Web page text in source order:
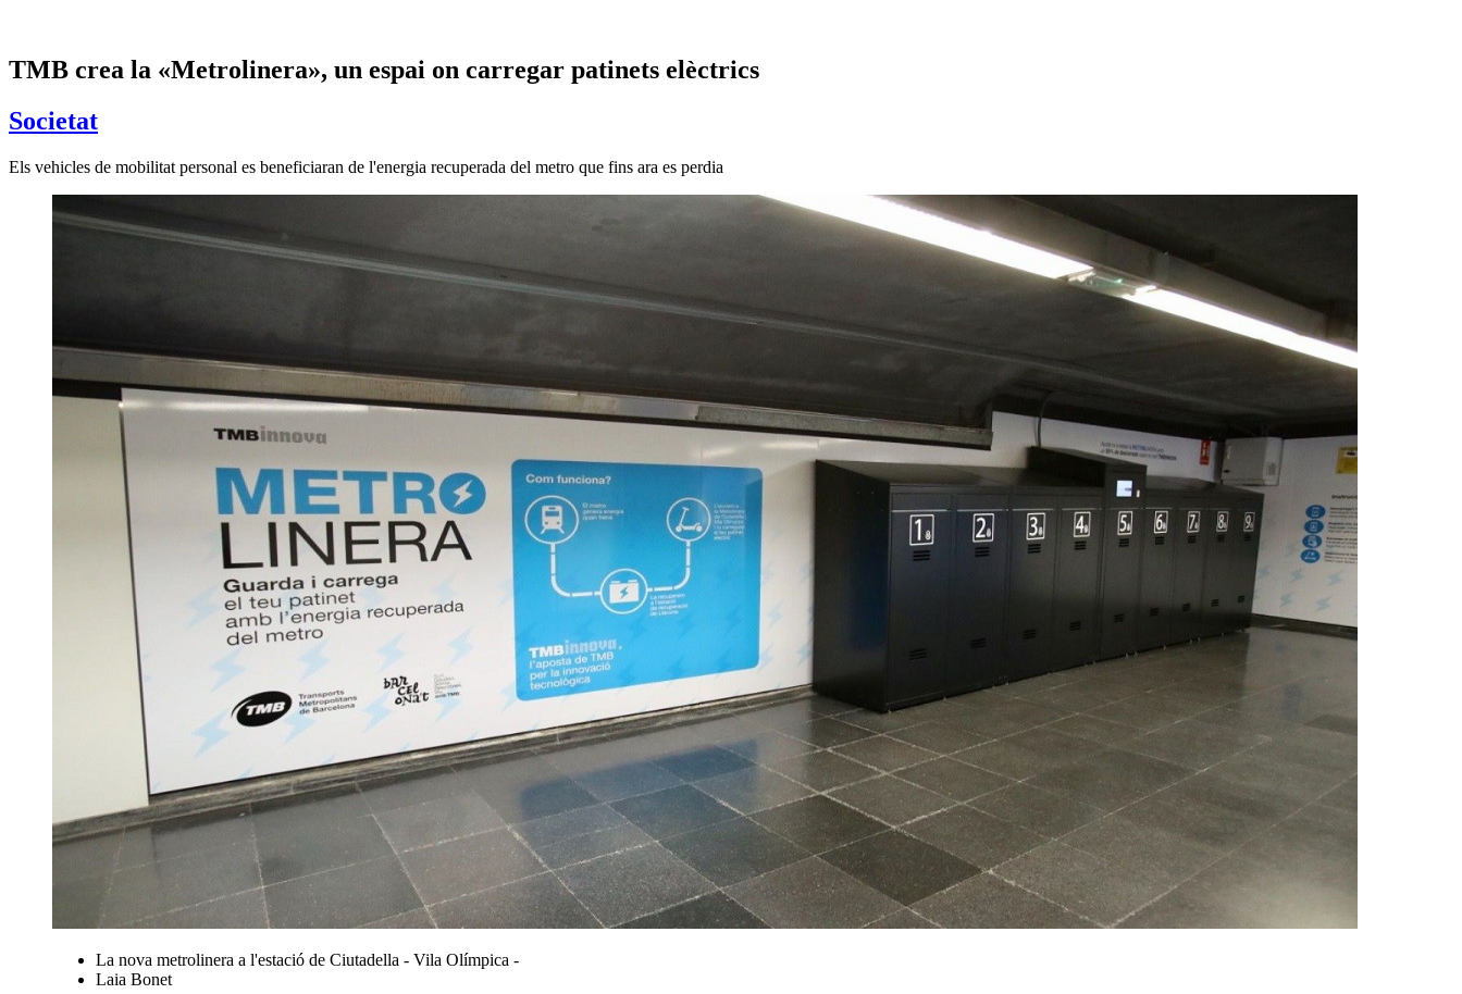
TMB crea la «Metrolinera», un espai on carregar patinets elèctrics
Societat
Els vehicles de mobilitat personal es beneficiaran de l'energia recuperada del metro que fins ara es perdia
La nova metrolinera a l'estació de Ciutadella - Vila Olímpica -
Laia Bonet